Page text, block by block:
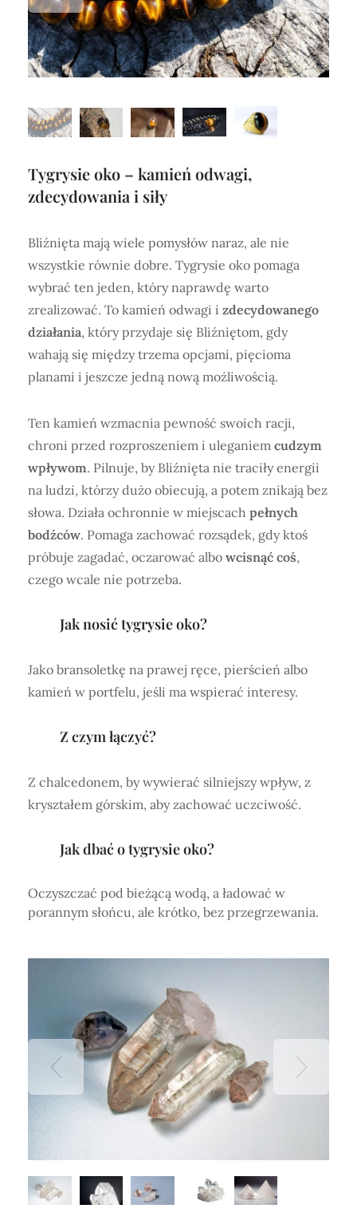
Tygrysie oko – kamień odwagi,
zdecydowania i siły
Bliźnięta mają wiele pomysłów naraz, ale nie
wszystkie równie dobre. Tygrysie oko pomaga
wybrać ten jeden, który naprawdę warto
zrealizować. To kamień odwagi i zdecydowanego
działania, który przydaje się Bliźniętom, gdy
wahają się między trzema opcjami, pięcioma
planami i jeszcze jedną nową możliwością.
Ten kamień wzmacnia pewność swoich racji,
chroni przed rozproszeniem i uleganiem cudzym
wpływom. Pilnuje, by Bliźnięta nie traciły energii
na ludzi, którzy dużo obiecują, a potem znikają bez
słowa. Działa ochronnie w miejscach pełnych
bodźców. Pomaga zachować rozsądek, gdy ktoś
próbuje zagadać, oczarować albo wcisnąć coś,
czego wcale nie potrzeba.
Jak nosić tygrysie oko?
Jako bransoletkę na prawej ręce, pierścień albo
kamień w portfelu, jeśli ma wspierać interesy.
Z czym łączyć?
Z chalcedonem, by wywierać silniejszy wpływ, z
kryształem górskim, aby zachować uczciwość.
Jak dbać o tygrysie oko?
Oczyszczać pod bieżącą wodą, a ładować w
porannym słońcu, ale krótko, bez przegrzewania.